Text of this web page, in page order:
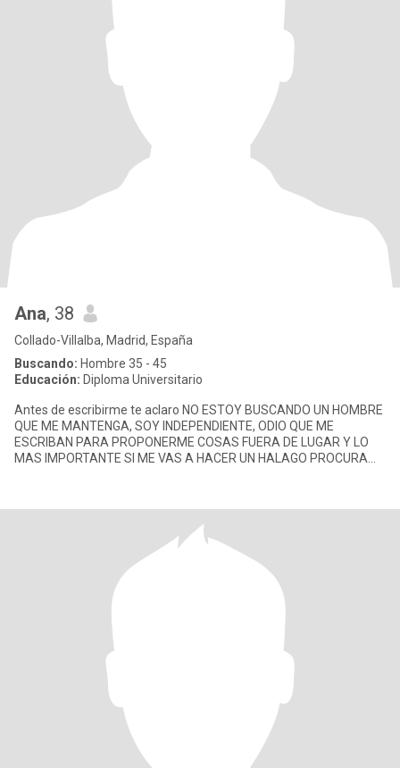
Ana, 38
Collado-Villalba, Madrid, España
Buscando: Hombre 35 - 45
Educación: Diploma Universitario
Antes de escribirme te aclaro NO ESTOY BUSCANDO UN HOMBRE
QUE ME MANTENGA, SOY INDEPENDIENTE, ODIO QUE ME
ESCRIBAN PARA PROPONERME COSAS FUERA DE LUGAR Y LO
MAS IMPORTANTE SI ME VAS A HACER UN HALAGO PROCURA